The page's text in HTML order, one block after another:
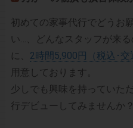
初めての家事代行でどうお
い…、どんなスタッフが来
に、 2時間5,900円（税込･
用意しております。
少しでも興味を持っていた
行デビューしてみませんか？